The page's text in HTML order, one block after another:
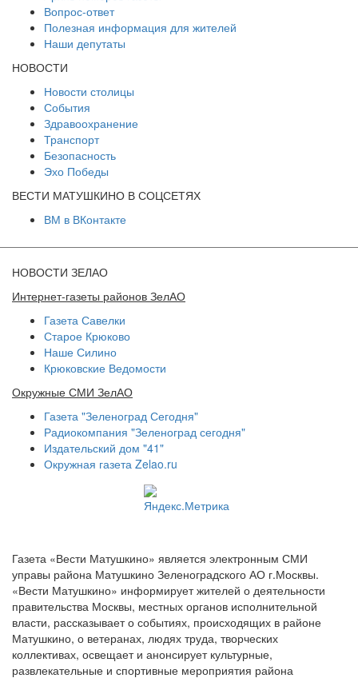
Вопрос-ответ
Полезная информация для жителей
Наши депутаты
НОВОСТИ
Новости столицы
События
Здравоохранение
Транспорт
Безопасность
Эхо Победы
ВЕСТИ МАТУШКИНО В СОЦСЕТЯХ
ВМ в ВКонтакте
НОВОСТИ ЗЕЛАО
Интернет-газеты районов ЗелАО
Газета Савелки
Старое Крюково
Наше Силино
Крюковские Ведомости
Окружные СМИ ЗелАО
Газета "Зеленоград Сегодня"
Радиокомпания "Зеленоград сегодня"
Издательский дом "41"
Окружная газета Zelao.ru
Газета «Вести Матушкино» является электронным СМИ
управы района Матушкино Зеленоградского АО г.Москвы.
«Вести Матушкино» информирует жителей о деятельности
правительства Москвы, местных органов исполнительной
власти, рассказывает о событиях, происходящих в районе
Матушкино, о ветеранах, людях труда, творческих
коллективах, освещает и анонсирует культурные,
развлекательные и спортивные мероприятия района